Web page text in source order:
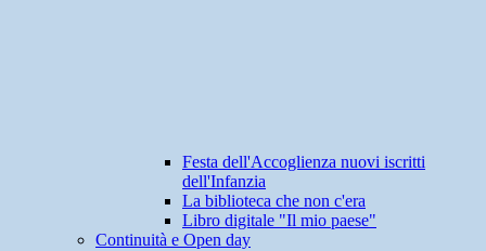
Festa dell'Accoglienza nuovi iscritti
dell'Infanzia
La biblioteca che non c'era
Libro digitale "Il mio paese"
Continuità e Open day